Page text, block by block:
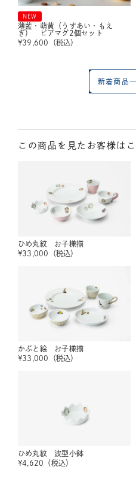
NEW
薄藍・萌黄（うすあい・もえ
ぎ） ビアマグ2個セット
¥39,600 （税込）
新着商品
この商品を見たお客様は
ひめ丸紋 お子様揃
¥33,000 （税込）
かぶと絵 お子様揃
¥33,000 （税込）
ひめ丸紋 波型小鉢
¥4,620 （税込）